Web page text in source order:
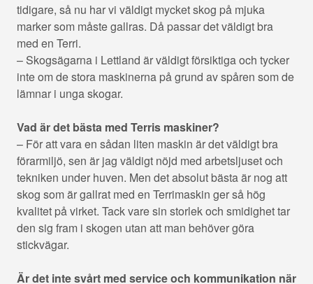
tidigare, så nu har vi väldigt mycket skog på mjuka
marker som måste gallras. Då passar det väldigt bra
med en Terri.
– Skogsägarna i Lettland är väldigt försiktiga och tycker
inte om de stora maskinerna på grund av spåren som de
lämnar i unga skogar.
Vad är det bästa med Terris maskiner?
– För att vara en sådan liten maskin är det väldigt bra
förarmiljö, sen är jag väldigt nöjd med arbetsljuset och
tekniken under huven. Men det absolut bästa är nog att
skog som är gallrat med en Terrimaskin ger så hög
kvalitet på virket. Tack vare sin storlek och smidighet tar
den sig fram i skogen utan att man behöver göra
stickvägar.
Är det inte svårt med service och kommunikation när